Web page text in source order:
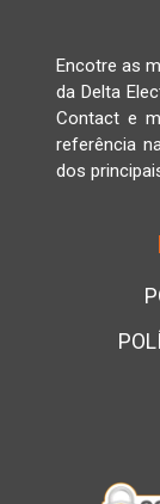
Encotre as
da Delta
Contact e
referência
dos